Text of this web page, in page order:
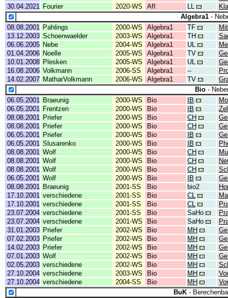
30.04.2021
Fourier 2020-WS AfI
Algebra1 -
08.08.2001
Pahlings 2000-WS Algebra1 TF
13.12.2003 Schoenwaelder 2003-WS Algebra1 TH
06.06.2005 Nebe 2004-WS Algebra1 UL
01.04.2006 Noelle 2005-WS Algebra1 TV
10.01.2008 Plesken 2005-WS Algebra1 UL
16.08.2006 Volkmann 2006-SS Algebra1 --
14.02.2007 MatharVolkmann 2006-WS Algebra1 TV
Bio -
06.05.2001
Braeunig 2000-WS Bio IB
06.05.2001
Frentzen 2000-WS Bio IB
08.08.2001
Priefer 2000-WS Bio CH
08.08.2001
Priefer 2000-WS Bio CH
06.05.2001
Priefer 2000-WS Bio IB
06.05.2001 Slusarenko 2000-WS Bio IB
08.08.2001 Wolf 2000-WS Bio CH
08.08.2001 Wolf 2000-WS Bio CH
08.08.2001 Wolf 2000-WS Bio CH
06.05.2001 Wolf 2000-WS Bio IB
08.08.2001
Braeunig 2001-SS Bio bio2
17.10.2001 verschiedene 2001-SS Bio CL
17.10.2001 verschiedene 2001-SS Bio CL
23.07.2004 verschiedene 2001-SS Bio SaHo
23.07.2004 verschiedene 2001-WS Bio SaHo
31.01.2003 Priefer 2002-WS Bio MH
07.02.2003 Priefer 2002-WS Bio MH
14.02.2003 Priefer 2002-WS Bio MH
07.01.2003 Wolf 2002-WS Bio MH
02.05.2003 verschiedene 2002-WS Bio MH
27.10.2004 verschiedene 2003-WS Bio MH
27.10.2004 verschiedene 2004-SS Bio MH
BuK-